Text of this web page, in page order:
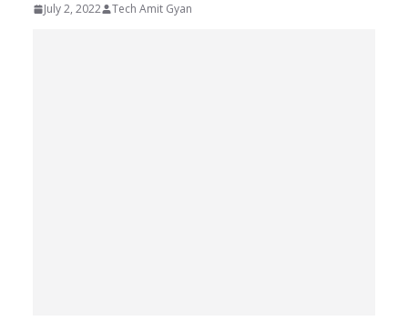
July 2, 2022 Tech Amit Gyan